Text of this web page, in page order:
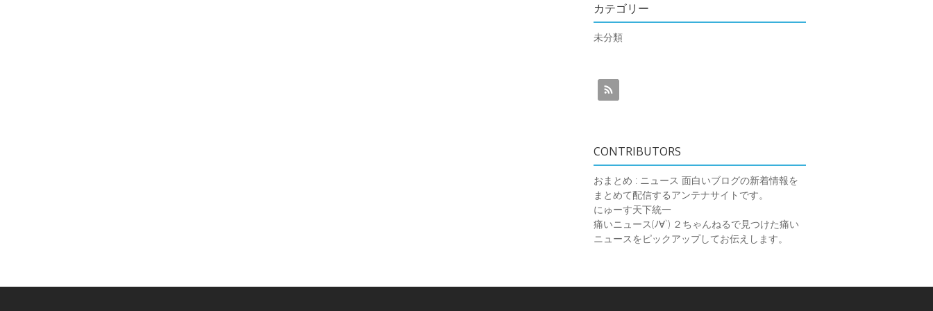
カテゴリー
未分類
CONTRIBUTORS
おまとめ : ニュース 面白いブログの新着情報を
まとめて配信するアンテナサイトです。
にゅーす天下統一
痛いニュース(ﾉ∀`) ２ちゃんねるで見つけた痛い
ニュースをピックアップしてお伝えします。